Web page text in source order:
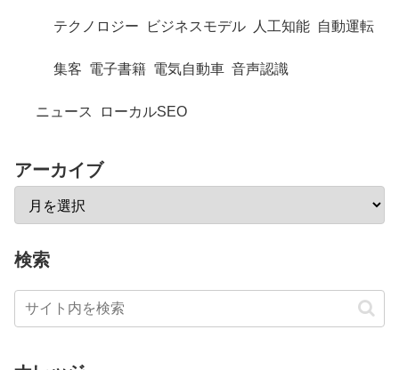
テクノロジー ビジネスモデル 人工知能 自動運転
集客 電子書籍 電気自動車 音声認識
ニュース ローカルSEO
アーカイブ
検索